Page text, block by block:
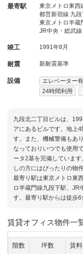
最寄駅
東京メトロ東西
都営新宿線 九
東京メトロ半蔵
JR中央・総武
竣工 1991年8月
耐震 新耐震基準
設備 エレベーター有
24時間利用
九段北二丁目ビルは、
アにあるビルです。地上
す。また、機械警備もあ
なっておりいつでも使用
ータ2基を完備していま
しの方にはぴったりの物件
最寄り駅は東京メトロ東
ロ半蔵門線九段下駅、JR
す。最寄り駅からは徒歩6
賃貸オフィス物件一
階数 坪数 賃